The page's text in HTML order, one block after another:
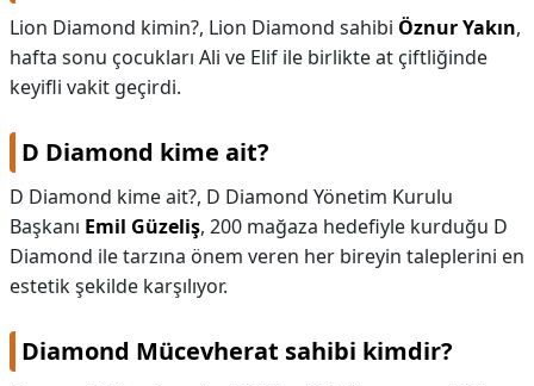
Lion Diamond kimin?, Lion Diamond sahibi Öznur Yakın,
hafta sonu çocukları Ali ve Elif ile birlikte at çiftliğinde
keyifli vakit geçirdi.
D Diamond kime ait?
D Diamond kime ait?, D Diamond Yönetim Kurulu
Başkanı Emil Güzeliş, 200 mağaza hedefiyle kurduğu D
Diamond ile tarzına önem veren her bireyin taleplerini en
estetik şekilde karşılıyor.
Diamond Mücevherat sahibi kimdir?